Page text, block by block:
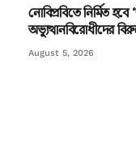
নোবিপ্রবিতে নির্মিত হবে
অভ্যুত্থানবিরোধীদের
August 5, 2026